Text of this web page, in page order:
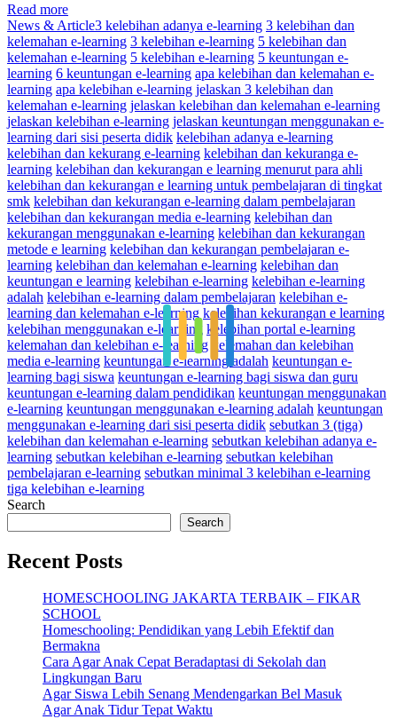
Read more
News & Article3 kelebihan adanya e-learning 3 kelebihan dan
kelemahan e-learning 3 kelebihan e-learning 5 kelebihan dan
kelemahan e-learning 5 kelebihan e-learning 5 keuntungan e-
learning 6 keuntungan e-learning apa kelebihan dan kelemahan e-
learning apa kelebihan e-learning jelaskan 3 kelebihan dan
kelemahan e-learning jelaskan kelebihan dan kelemahan e-learning
jelaskan kelebihan e-learning jelaskan keuntungan menggunakan e-
learning dari sisi peserta didik kelebihan adanya e-learning
kelebihan dan kekurang e-learning kelebihan dan kekuranga e-
learning kelebihan dan kekurangan e learning menurut para ahli
kelebihan dan kekurangan e learning untuk pembelajaran di tingkat
smk kelebihan dan kekurangan e-learning dalam pembelajaran
kelebihan dan kekurangan media e-learning kelebihan dan
kekurangan menggunakan e-learning kelebihan dan kekurangan
metode e learning kelebihan dan kekurangan pembelajaran e-
learning kelebihan dan kelemahan e-learning kelebihan dan
keuntungan e learning kelebihan e-learning kelebihan e-learning
adalah kelebihan e-learning dalam pembelajaran kelebihan e-
learning dan kelemahan e-learning kelebihan kekurangan e learning
kelebihan menggunakan e-learning
kelebihan portal e-learning
kelemahan dan kelebihan e-learning
kelemahan dan kelebihan
media e-learning keuntungan e-learning adalah keuntungan e-
learning bagi siswa keuntungan e-learning bagi siswa dan guru
keuntungan e-learning dalam pendidikan keuntungan menggunakan
e-learning keuntungan menggunakan e-learning adalah keuntungan
menggunakan e-learning dari sisi peserta didik sebutkan 3 (tiga)
kelebihan dan kelemahan e-learning sebutkan kelebihan adanya e-
learning sebutkan kelebihan e-learning sebutkan kelebihan
pembelajaran e-learning sebutkan minimal 3 kelebihan e-learning
tiga kelebihan e-learning
Search
Search
Recent Posts
HOMESCHOOLING JAKARTA TERBAIK – FIKAR
SCHOOL
Homeschooling: Pendidikan yang Lebih Efektif dan
Bermakna
Cara Agar Anak Cepat Beradaptasi di Sekolah dan
Lingkungan Baru
Agar Siswa Lebih Senang Mendengarkan Bel Masuk
Agar Anak Tidur Tepat Waktu